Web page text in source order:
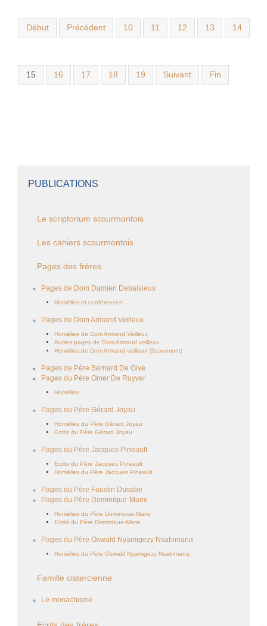
Début Précédent 10 11 12 13 14
15 16 17 18 19 Suivant Fin
PUBLICATIONS
Le scriptorium scourmontois
Les cahiers scourmontois
Pages des frères
Pages de Dom Damien Debaisieux
Homélies et conférences
Pages de Dom Armand Veilleux
Homélies de Dom Armand Veilleux
Autres pages de Dom Armand veilleux
Homélies de Dom Armand veilleux (Scourmont)
Pages de Père Bernard De Give
Pages du Père Omer De Ruyver
Homélies
Pages du Père Gérard Joyau
Homélies du Père Gérard Joyau
Ecrits du Père Gérard Joyau
Pages du Père Jacques Pineault
Ecrits du Père Jacques Pineault
Homélies du Père Jacques Pineault
Pages du Père Faustin Dusabe
Pages du Père Dominique-Marie
Homélies du Père Dominique-Marie
Ecrits du Père Dominique-Marie
Pages du Père Oswald Nyamigezy Nsabimana
Homélies du Père Oswald Nyamigezy Nsabimana
Famille cistercienne
Le monachisme